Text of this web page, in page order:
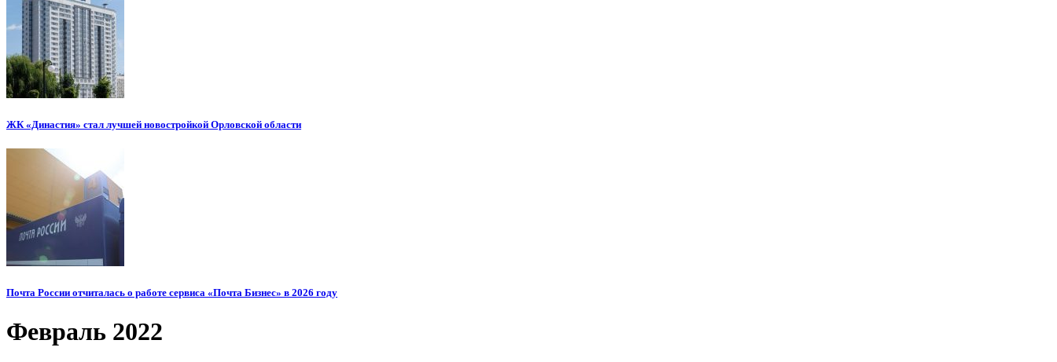
ЖК «Династия» стал лучшей новостройкой Орловской области
Почта России отчиталась о работе сервиса «Почта Бизнес» в 2026 году
Февраль 2022